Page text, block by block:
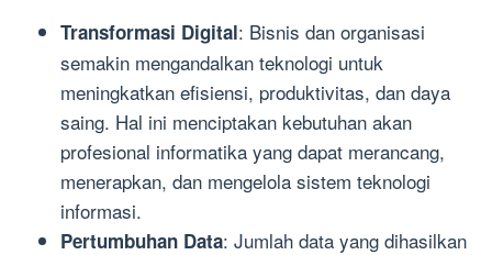
Transformasi Digital: Bisnis dan organisasi
semakin mengandalkan teknologi untuk
meningkatkan efisiensi, produktivitas, dan daya
saing. Hal ini menciptakan kebutuhan akan
profesional informatika yang dapat merancang,
menerapkan, dan mengelola sistem teknologi
informasi.
Pertumbuhan Data: Jumlah data yang dihasilkan